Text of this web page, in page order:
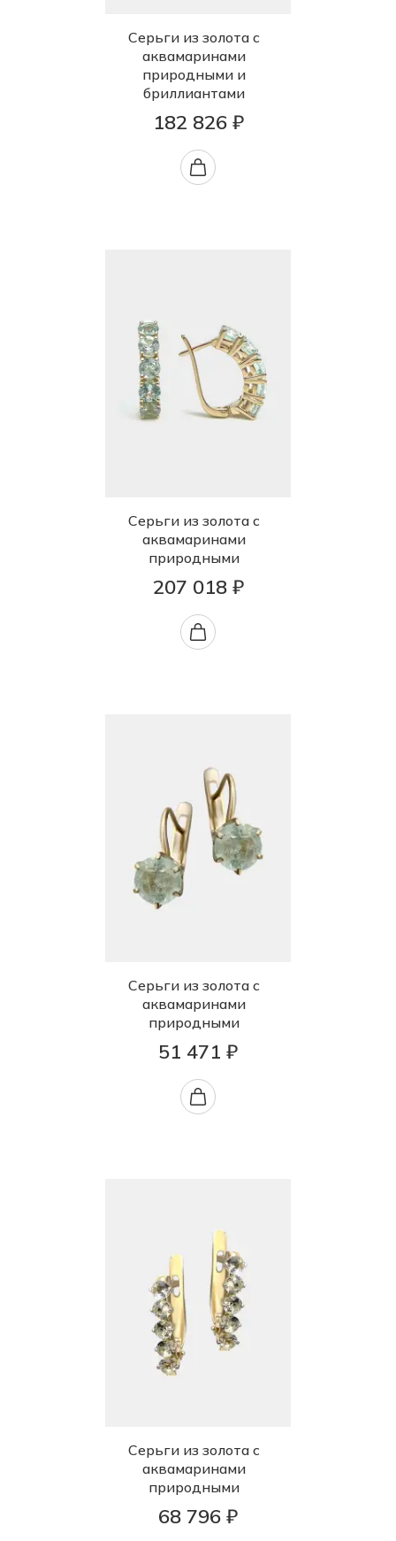
Серьги из золота с
аквамаринами
природными и
бриллиантами
182 826 ₽
Серьги из золота с
аквамаринами
природными
207 018 ₽
Серьги из золота с
аквамаринами
природными
51 471 ₽
Серьги из золота с
аквамаринами
природными
68 796 ₽